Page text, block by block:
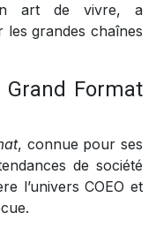
art de vivre, a
grandes chaînes
Grand Format
, connue pour ses
de société
l’univers COEO et